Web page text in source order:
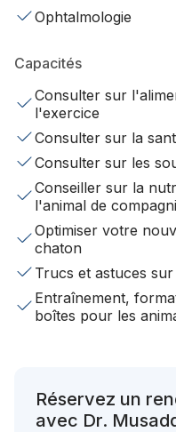
Ophtalmologie
Capacités
Consulter sur
l'exercice
Consulter sur la
Consulter sur les
Conseiller sur la
l'animal de
Optimiser votre
chaton
Trucs et astuces
Entraînement,
boîtes pour les
Réservez un
avec Dr.